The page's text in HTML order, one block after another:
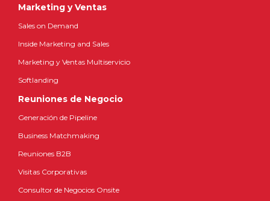
Marketing y Ventas
Sales on Demand
Inside Marketing and Sales
Marketing y Ventas Multiservicio
Softlanding
Reuniones de Negocio
Generación de Pipeline
Business Matchmaking
Reuniones B2B
Visitas Corporativas
Consultor de Negocios Onsite